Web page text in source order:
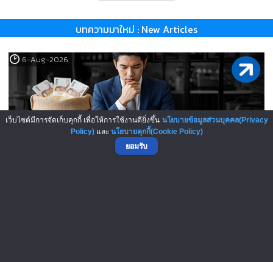
บทความมาใหม่ : New Articles
6-Aug-2026
เว็บไซต์มีการจัดเก็บคุกกี้ เพื่อให้การใช้งานดียิ่งขึ้น นโยบายข้อมูลส่วนบุคคล(Privacy
Policy)และ นโยบายคุกกี้(Cookie Policy)
ยอมรับ